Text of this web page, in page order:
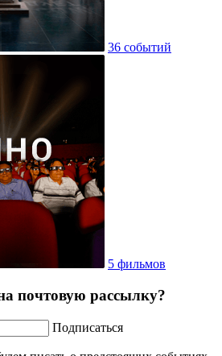
36 событий
5 фильмов
почтовую рассылку?
Подписаться